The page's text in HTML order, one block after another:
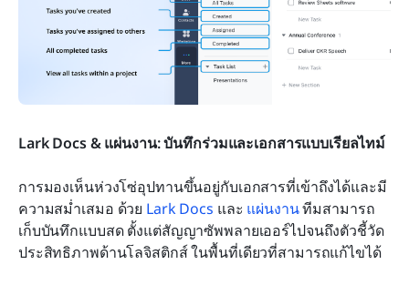
Lark Docs & แผ่นงาน: บันทึกร่วมและเอกสารแบบเรียลไทม์
การมองเห็นห่วงโซ่อุปทานขึ้นอยู่กับเอกสารที่เข้าถึงได้และมี
ความสม่ำเสมอ ด้วย Lark Docs และ แผ่นงาน ทีมสามารถ
เก็บบันทึกแบบสด ตั้งแต่สัญญาซัพพลายเออร์ไปจนถึงตัวชี้วัด
ประสิทธิภาพด้านโลจิสติกส์ ในพื้นที่เดียวที่สามารถแก้ไขได้